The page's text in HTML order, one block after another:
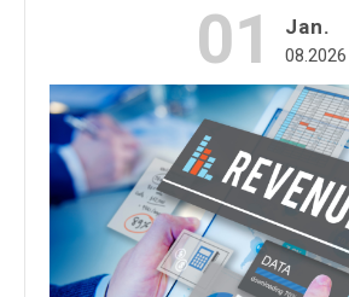
01 Jan.
08.2026